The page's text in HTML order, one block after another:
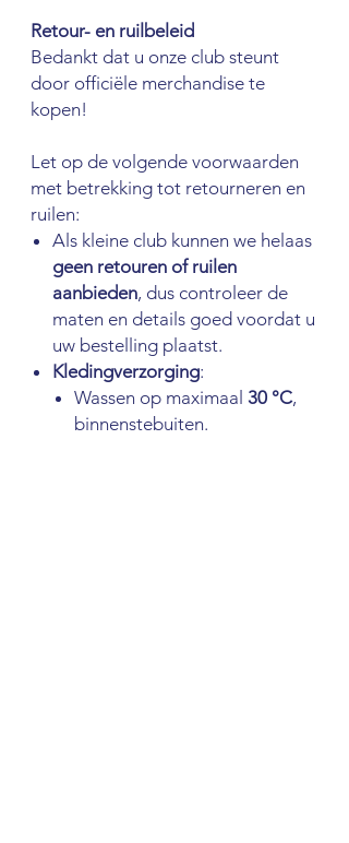
Retour- en ruilbeleid
Bedankt dat u onze club steunt
door officiële merchandise te
kopen!
Let op de volgende voorwaarden
met betrekking tot retourneren en
ruilen:
Als kleine club kunnen we helaas
geen retouren of ruilen
aanbieden, dus controleer de
maten en details goed voordat u
uw bestelling plaatst.
Kledingverzorging:
Wassen op maximaal 30 °C,
binnenstebuiten.